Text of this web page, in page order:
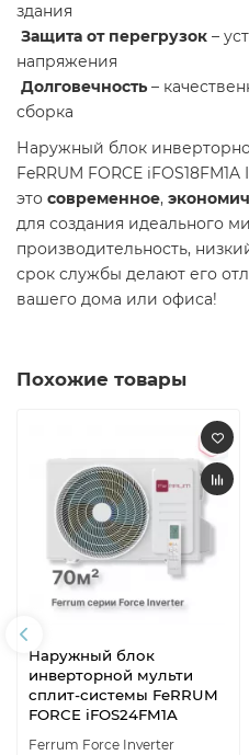
здания
Защита от перегрузок –
напряжения
Долговечность –
сборка
Наружный блок
FeRRUM FORCE
это современное,
для создания идеального
производительность,
срок службы делают его
вашего дома или офиса!
Похожие товары
Наружный блок
инверторной мульти
сплит-системы FeRRUM
FORCE iFOS24FM1A
Ferrum Force Inverter